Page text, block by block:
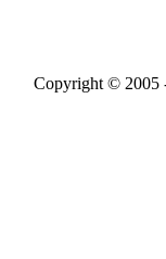
Copyright © 2005